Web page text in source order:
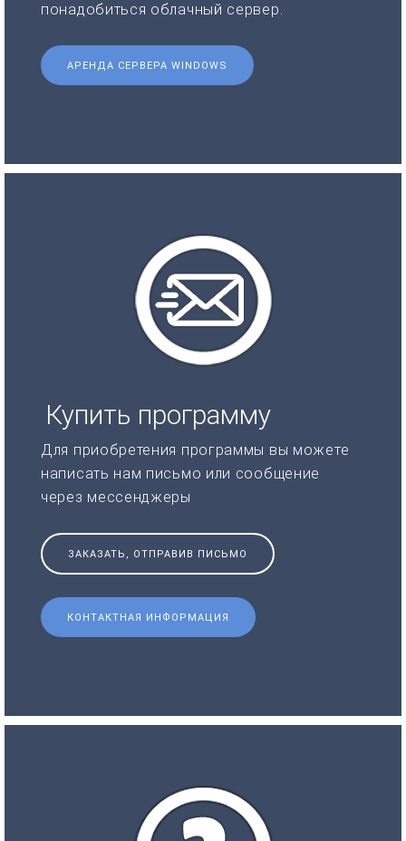
понадобиться облачный сервер.
АРЕНДА СЕРВЕРА WINDOWS
Купить программу
Для приобретения программы вы можете
написать нам письмо или сообщение
через мессенджеры
ЗАКАЗАТЬ, ОТПРАВИВ ПИСЬМО
КОНТАКТНАЯ ИНФОРМАЦИЯ